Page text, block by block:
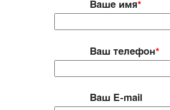
Ваше имя*
Ваш телефон*
Ваш E-mail